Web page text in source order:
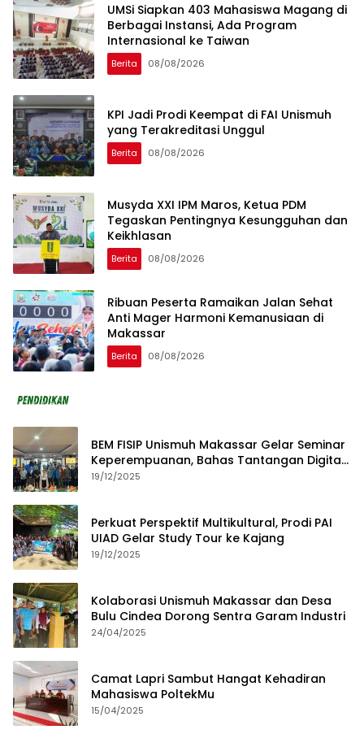
UMSi Siapkan 403 Mahasiswa Magang di
Berbagai Instansi, Ada Program
Internasional ke Taiwan
Berita 08/08/2026
KPI Jadi Prodi Keempat di FAI Unismuh
yang Terakreditasi Unggul
Berita 08/08/2026
Musyda XXI IPM Maros, Ketua PDM
Tegaskan Pentingnya Kesungguhan dan
Keikhlasan
Berita 08/08/2026
Ribuan Peserta Ramaikan Jalan Sehat
Anti Mager Harmoni Kemanusiaan di
Makassar
Berita 08/08/2026
BEM FISIP Unismuh Makassar Gelar Seminar
Keperempuanan, Bahas Tantangan Digital
dan Budaya Lokal
19/12/2025
Perkuat Perspektif Multikultural, Prodi PAI
UIAD Gelar Study Tour ke Kajang
19/12/2025
Kolaborasi Unismuh Makassar dan Desa
Bulu Cindea Dorong Sentra Garam Industri
24/04/2025
Camat Lapri Sambut Hangat Kehadiran
Mahasiswa PoltekMu
15/04/2025